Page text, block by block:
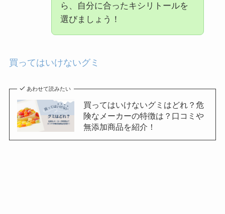
ら、自分に合ったキシリトールを
選びましょう！
買ってはいけないグミ
あわせて読みたい
買ってはいけないグミはどれ？危
険なメーカーの特徴は？口コミや
無添加商品を紹介！